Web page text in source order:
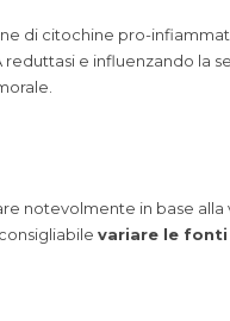
di citochine pro-
e influenzando la
notevolmente in base
variare le fonti